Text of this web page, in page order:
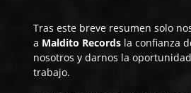
Tras este breve resumen solo
a Maldito Records la confianza
nosotros y darnos la
trabajo.